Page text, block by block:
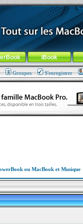
au menu de la rubrique
iBook
Groupes S'enregistrer
ou MacBook et Musique